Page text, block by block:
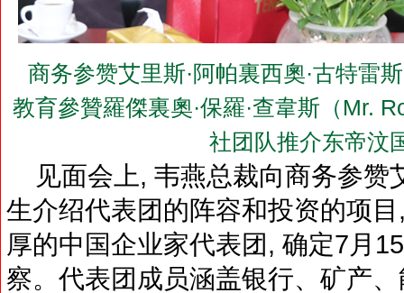
商务参赞艾里斯·阿帕裏西奧·古特雷
教育參贊羅傑裏奧·保羅·查韋斯（Mr.
社团队推介东帝汶
见面会上, 韦燕总裁向商务参赞
生介绍代表团的阵容和投资的项
厚的中国企业家代表团, 确定7月
察。代表团成员涵盖银行、矿产